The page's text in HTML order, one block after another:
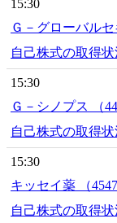
15:30
Ｇ－グローバルセ
自己株式の取得
15:30
Ｇ－シノプス （
自己株式の取得
15:30
キッセイ薬 （4547
自己株式の取得